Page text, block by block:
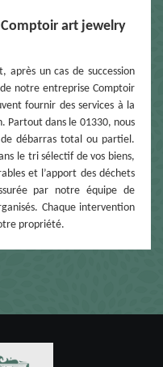
Comptoir art jewelry
après un cas de succession
notre entreprise Comptoir
fournir des services à la
Partout dans le 01330, nous
débarras total ou partiel.
le tri sélectif de vos biens,
et l’apport des déchets
par notre équipe de
Chaque intervention
propriété.